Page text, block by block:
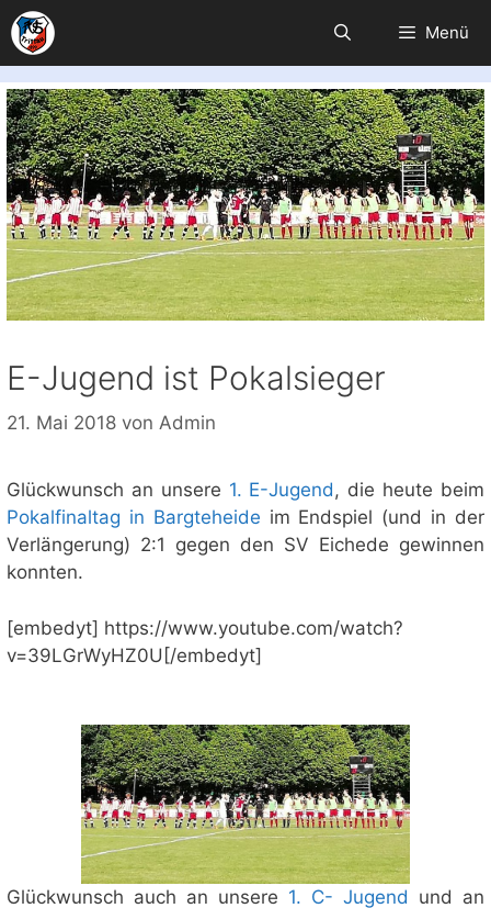
Zum
Inhalt
springen
Menü
E-Jugend ist Pokalsieger
21. Mai 2018 von Admin
Glückwunsch an unsere 1. E-Jugend, die heute beim
Pokalfinaltag in Bargteheide im Endspiel (und in der
Verlängerung) 2:1 gegen den SV Eichede gewinnen
konnten.
[embedyt] https://www.youtube.com/watch?
v=39LGrWyHZ0U[/embedyt]
Glückwunsch auch an unsere 1. C- Jugend und an